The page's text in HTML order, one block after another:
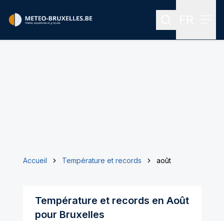
Rechercher
Accueil Température et records août
Température et records en Août
pour Bruxelles